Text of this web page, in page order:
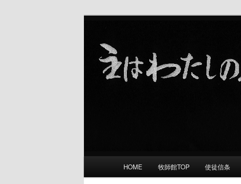
舞鶴福音教会
メ
HOME 牧師館TOP 使徒信条